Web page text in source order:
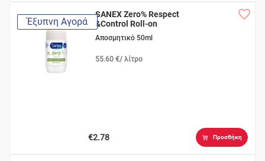
Έξυπνη Αγορά
SANEX Zero% Respect
&Control Roll-on
Αποσμητικό 50ml
55.60 €/ λίτρο
€2.78 Προσθήκη